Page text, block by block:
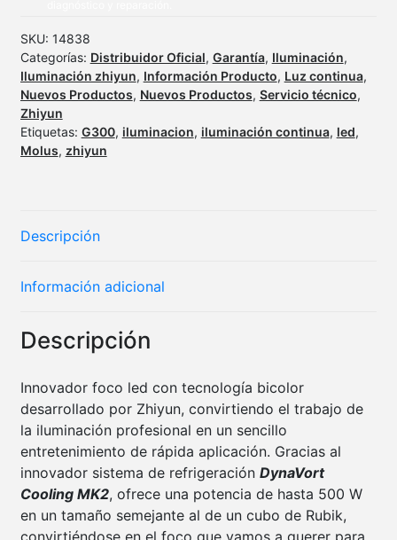
SKU: 14838
Categorías: Distribuidor Oficial, Garantía, Iluminación,
Iluminación zhiyun, Información Producto, Luz continua,
Nuevos Productos, Nuevos Productos, Servicio técnico,
Zhiyun
Etiquetas: G300, iluminacion, iluminación continua, led,
Molus, zhiyun
Descripción
Información adicional
Descripción
Innovador foco led con tecnología bicolor
desarrollado por Zhiyun, convirtiendo el trabajo de
la iluminación profesional en un sencillo
entretenimiento de rápida aplicación. Gracias al
innovador sistema de refrigeración DynaVort
Cooling MK2, ofrece una potencia de hasta 500 W
en un tamaño semejante al de un cubo de Rubik,